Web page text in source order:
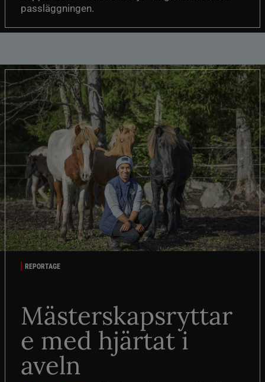
passläggningen.
REPORTAGE
Mästerskapsryttar
e med hjärtat i
aveln